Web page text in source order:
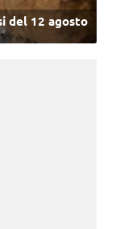
del 12 agosto